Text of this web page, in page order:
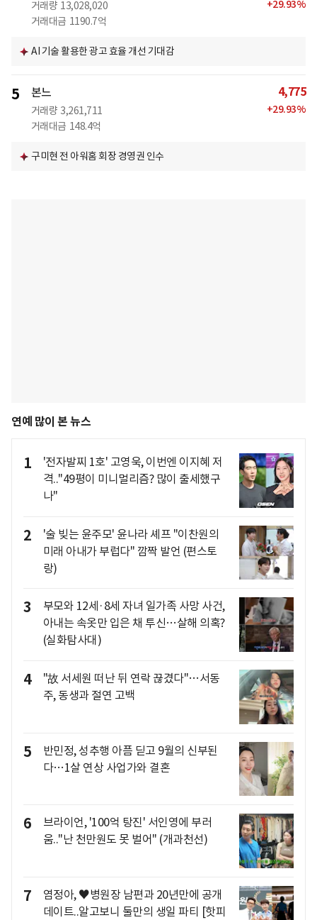
거래량 13,028,020
거래대금 1190.7억
+29.93%
AI 기술 활용한 광고 효율 개선 기대감
5 본느
거래량 3,261,711
거래대금 148.4억
4,775
+29.93%
구미현 전 아워홈 회장 경영권 인수
연예 많이 본 뉴스
1
'전자발찌 1호' 고영욱, 이번엔 이지혜 저
격.."49평이 미니멀리즘? 많이 출세했구
나"
2
'술 빚는 윤주모' 윤나라 셰프 "이찬원의
미래 아내가 부럽다" 깜짝 발언 (편스토
랑)
3
부모와 12세·8세 자녀 일가족 사망 사건,
아내는 속옷만 입은 채 투신…살해 의혹?
(실화탐사대)
4
"故 서세원 떠난 뒤 연락 끊겼다"…서동
주, 동생과 절연 고백
5
반민정, 성추행 아픔 딛고 9월의 신부된
다…1살 연상 사업가와 결혼
6
브라이언, '100억 탕진' 서인영에 부러
움.."난 천만원도 못 벌어" (개과천선)
7
염정아, ♥병원장 남편과 20년만에 공개
데이트..알고보니 둘만의 생일 파티 [핫피